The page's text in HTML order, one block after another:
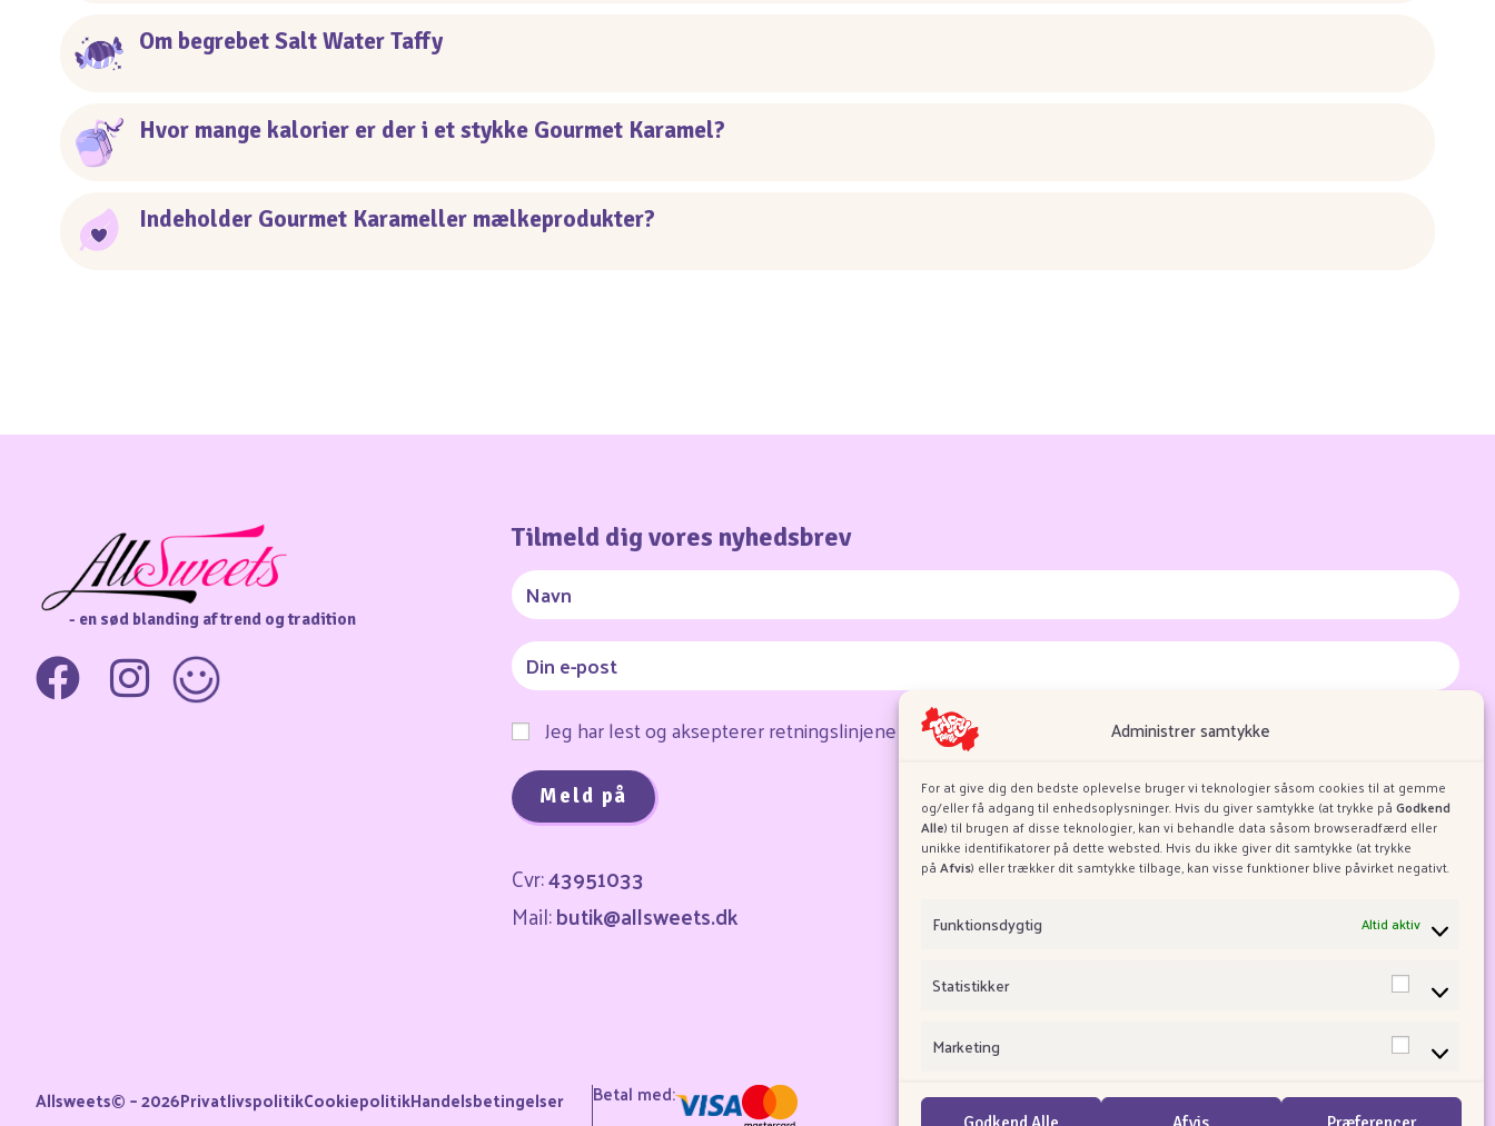
Administrer samtykke
For at give dig den bedste oplevelse bruger vi teknologier såsom cookies til at gemme
og/eller få adgang til enhedsoplysninger. Hvis du giver samtykke (at trykke påGodkend
Alle) til brugen af disse teknologier, kan vi behandle data såsom browseradfærd eller
unikke identifikatorer på dette websted. Hvis du ikke giver dit samtykke (at trykke
påAfvis) eller trækker dit samtykke tilbage, kan visse funktioner blive påvirket negativt.
Funktionsdygtig Altid aktiv
Statistikker
Marketing
Om begrebet Salt Water Taffy
Hvor mange kalorier er der i et stykke Gourmet Karamel?
Indeholder Gourmet Karameller mælkeprodukter?
- en sød blanding af trend og tradition
Tilmeld dig vores nyhedsbrev
Jeg har lest og aksepterer retningslinjene for informasjonskapsler og personvern.
Cvr:43951033
Mail:butik@allsweets.dk
Om Taffy Town
Om Allsweets
Allsweets© – 2026PrivatlivspolitikCookiepolitikHandelsbetingelser Betal med: